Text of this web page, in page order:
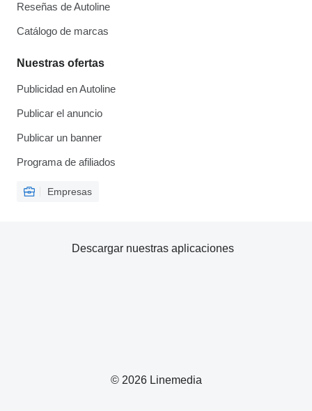
Reseñas de Autoline
Catálogo de marcas
Nuestras ofertas
Publicidad en Autoline
Publicar el anuncio
Publicar un banner
Programa de afiliados
Empresas
© 2026 Linemedia
Descargar nuestras aplicaciones